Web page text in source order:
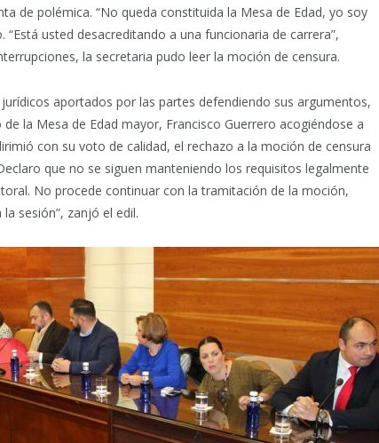
de polémica. “No queda constituida la Mesa de Edad, yo soy
usted desacreditando a una funcionaria de carrera”,
la secretaria pudo leer la moción de censura.
aportados por las partes defendiendo sus argumentos,
la Mesa de Edad mayor, Francisco Guerrero acogiéndose a
con su voto de calidad, el rechazo a la moción de censura
que no se siguen manteniendo los requisitos legalmente
No procede continuar con la tramitación de la moción,
sesión”, zanjó el edil.